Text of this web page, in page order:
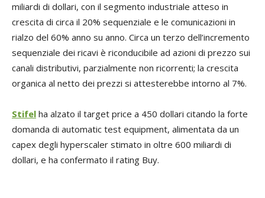
miliardi di dollari, con il segmento industriale atteso in
crescita di circa il 20% sequenziale e le comunicazioni in
rialzo del 60% anno su anno. Circa un terzo dell’incremento
sequenziale dei ricavi è riconducibile ad azioni di prezzo sui
canali distributivi, parzialmente non ricorrenti; la crescita
organica al netto dei prezzi si attesterebbe intorno al 7%.
Stifel ha alzato il target price a 450 dollari citando la forte
domanda di automatic test equipment, alimentata da un
capex degli hyperscaler stimato in oltre 600 miliardi di
dollari, e ha confermato il rating Buy.